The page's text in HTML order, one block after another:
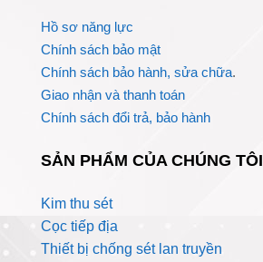
Hồ sơ năng lực
Chính sách bảo mật
Chính sách bảo hành, sửa chữa.
Giao nhận và thanh toán
Chính sách đổi trả, bảo hành
SẢN PHẨM CỦA CHÚNG TÔI
Kim thu sét
Cọc tiếp địa
Thiết bị chống sét lan truyền